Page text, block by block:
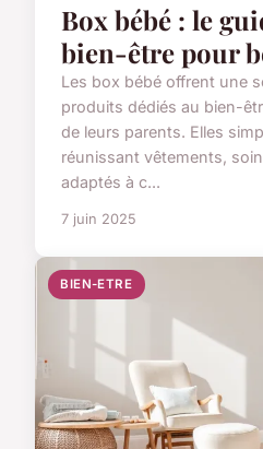
Box bébé : le
bien-être pour
Les box bébé offrent une
produits dédiés au bien-
de leurs parents. Elles
réunissant vêtements,
adaptés à c...
7 juin 2025
BIEN-ETRE